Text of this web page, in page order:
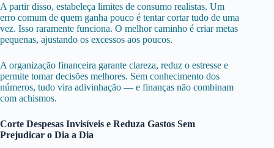
A partir disso, estabeleça limites de consumo realistas. Um
erro comum de quem ganha pouco é tentar cortar tudo de uma
vez. Isso raramente funciona. O melhor caminho é criar metas
pequenas, ajustando os excessos aos poucos.
A organização financeira garante clareza, reduz o estresse e
permite tomar decisões melhores. Sem conhecimento dos
números, tudo vira adivinhação — e finanças não combinam
com achismos.
Corte Despesas Invisíveis e Reduza Gastos Sem
Prejudicar o Dia a Dia